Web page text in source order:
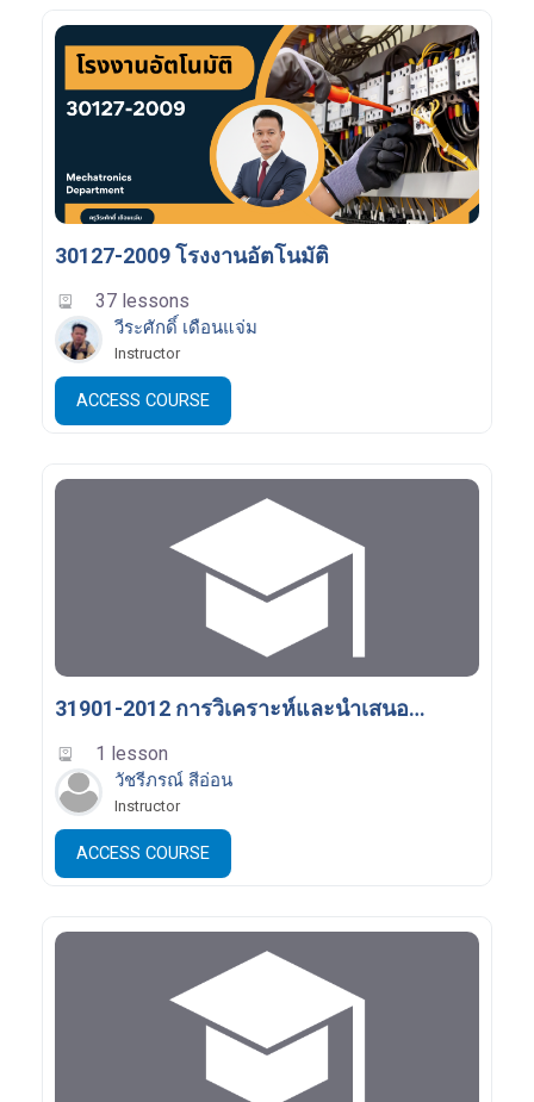
30127-2009 โรงงานอัตโนมัติ
37 lessons
วีระศักดิ์ เดือนแจ่ม
Instructor
ACCESS COURSE
31901-2012 การวิเคราะห์และนำเสนอข้อมูล
1 lesson
วัชรีภรณ์ สีอ่อน
Instructor
ACCESS COURSE